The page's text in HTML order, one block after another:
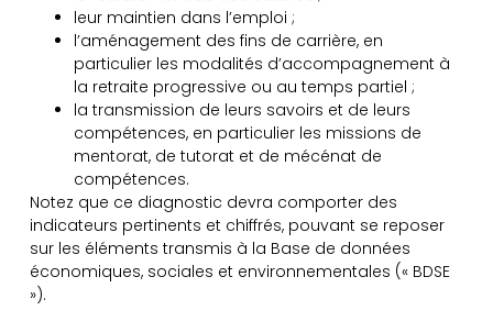
leur maintien dans l’emploi ;
l’aménagement des fins de carrière, en
particulier les modalités d’accompagnement à
la retraite progressive ou au temps partiel ;
la transmission de leurs savoirs et de leurs
compétences, en particulier les missions de
mentorat, de tutorat et de mécénat de
compétences.
Notez que ce diagnostic devra comporter des
indicateurs pertinents et chiffrés, pouvant se reposer
sur les éléments transmis à la Base de données
économiques, sociales et environnementales (« BDSE
»).